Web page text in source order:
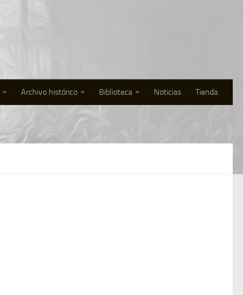
Archivo histórico Biblioteca Noticias Tienda